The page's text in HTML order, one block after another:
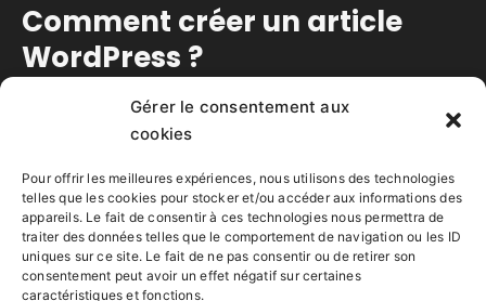
Gérer le consentement aux
cookies
Pour offrir les meilleures expériences, nous utilisons des technologies
telles que les cookies pour stocker et/ou accéder aux informations des
appareils. Le fait de consentir à ces technologies nous permettra de
traiter des données telles que le comportement de navigation ou les ID
uniques sur ce site. Le fait de ne pas consentir ou de retirer son
consentement peut avoir un effet négatif sur certaines
caractéristiques et fonctions.
Comment créer un article
WordPress ?
Temps de lecture estimé :3 minutes
Étapes de création d’un nouvel article à partir du
tableau de bord WordPress, avec les
fonctionnalités accessibles au rôle du
“Contributeur”.
Lire la suite